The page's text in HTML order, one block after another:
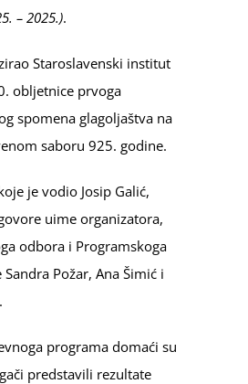
– 2025.).
Staroslavenski institut
obljetnice prvoga
spomena glagoljaštva na
saboru 925. godine.
je vodio Josip Galić,
uime organizatora,
odbora i Programskoga
Požar, Ana Šimić i
programa domaći su
predstavili rezultate